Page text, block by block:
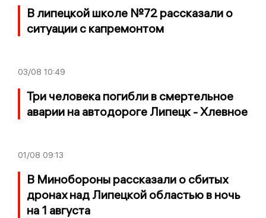
В липецкой школе №72 рассказали о
ситуации с капремонтом
03/08 10:49
Три человека погибли в смертельное
аварии на автодороге Липецк - Хлевное
01/08 09:13
В Минобороны рассказали о сбитых
дронах над Липецкой областью в ночь
на 1 августа